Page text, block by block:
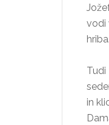
vodi
hriba.
Tudi
in